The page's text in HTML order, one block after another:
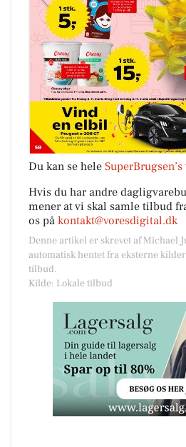
Du kan se hele
Hvis du har andre
mener at vi skal samle tilbud
os på kontakt@voresdigital.dk
Denne artikel er skrevet af Michael
automatisk hentet fra eksterne
tilbud.
Kilde: Lokale tilbud